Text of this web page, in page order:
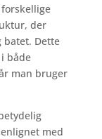
der
Dette
både
man bruger
med